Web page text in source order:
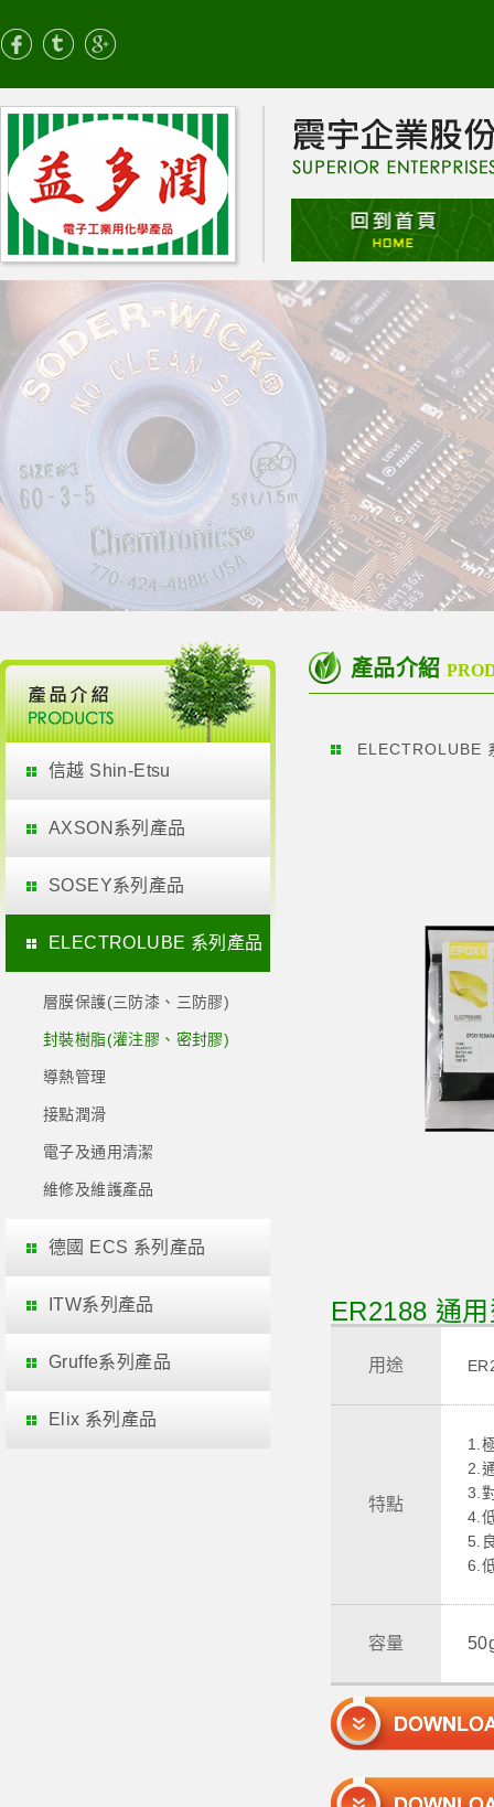
信越 Shin-Etsu
AXSON系列產品
SOSEY系列產品
ELECTROLUBE 系列產品
層膜保護(三防漆、三防膠)
封裝樹脂(灌注膠、密封膠)
導熱管理
接點潤滑
電子及通用清潔
維修及維護產品
德國 ECS 系列產品
ITW系列產品
Gruffe系列產品
Elix 系列產品
產品介紹
ELECTROLUBE
ER2188 通
用途
特點
1.
2.
3.
4.
5.
6.
容量